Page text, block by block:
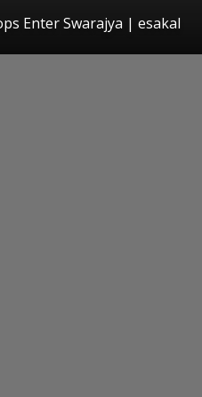
Enter Swarajya | esakal